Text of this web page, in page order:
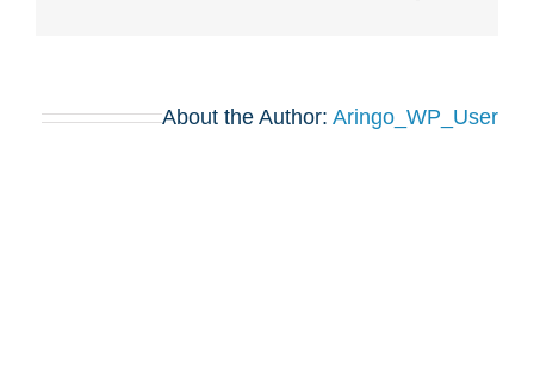
About the Author: Aringo_WP_User